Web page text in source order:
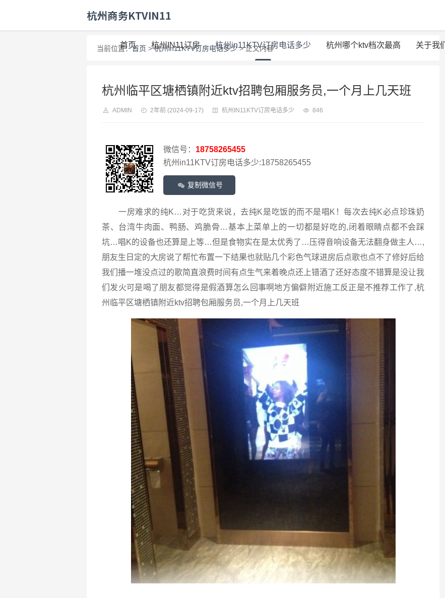
首页 杭州IN11订房 杭州in11KTV订房电话多少 杭州哪个ktv档次最高 关于我们
当前位置：首页 >杭州in11KTV订房电话多少> 正文内容
杭州临平区塘栖镇附近ktv招聘包厢服务员,一个月上几天班
ADMIN 2年前 (2024-09-17) 杭州IN11KTV订房电话多少 846
微信号： 18758265455
杭州in11KTV订房电话多少:18758265455
复制微信号
一房难求的纯K…对于吃货来说，去纯K是吃饭的而不是唱K！每次去纯K必点珍珠奶
茶、台湾牛肉面、鸭肠、鸡脆骨…基本上菜单上的一切都是好吃的,闭着眼睛点都不会踩
坑…唱K的设备也还算是上等…但是食物实在是太优秀了…压得音响设备无法翻身做主人…,
朋友生日定的大房说了帮忙布置一下结果也就贴几个彩色气球进房后点歌也点不了修好后给
我们播一堆没点过的歌简直浪费时间有点生气来着晚点还上错酒了还好态度不错算是没让我
们发火可是喝了朋友都觉得是假酒算怎么回事啊地方偏僻附近施工反正是不推荐工作了,杭
州临平区塘栖镇附近ktv招聘包厢服务员,一个月上几天班